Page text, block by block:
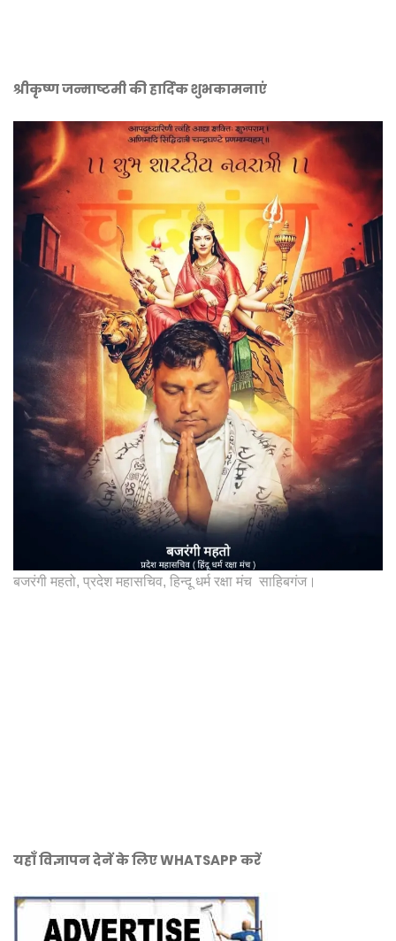
श्रीकृष्ण जन्माष्टमी की हार्दिक शुभकामनाएं
बजरंगी महतो, प्रदेश महासचिव, हिन्दू धर्म रक्षा मंच साहिबगंज।
यहाँ विज्ञापन देनें के लिए WHATSAPP करें